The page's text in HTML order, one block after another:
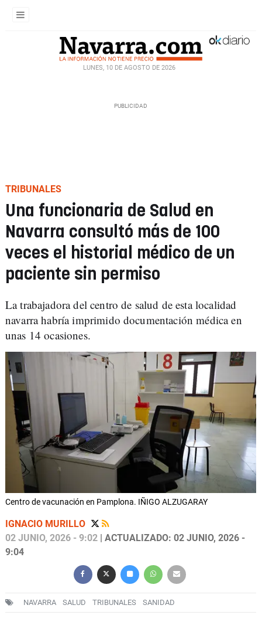
LUNES, 10 DE AGOSTO DE 2026
TRIBUNALES
Una funcionaria de Salud en
Navarra consultó más de 100
veces el historial médico de un
paciente sin permiso
La trabajadora del centro de salud de esta localidad
navarra habría imprimido documentación médica en
unas 14 ocasiones.
Centro de vacunación en Pamplona. IÑIGO ALZUGARAY
IGNACIO MURILLO
02 JUNIO, 2026 - 9:02 | ACTUALIZADO: 02 JUNIO, 2026 -
9:04
NAVARRA SALUD TRIBUNALES SANIDAD